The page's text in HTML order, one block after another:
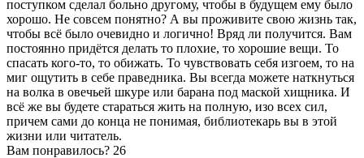
поступком сделал больно другому, чтобы в будущем ему было
хорошо. Не совсем понятно? А вы проживите свою жизнь так,
чтобы всё было очевидно и логично! Вряд ли получится. Вам
постоянно придётся делать то плохие, то хорошие вещи. То
спасать кого-то, то обижать. То чувствовать себя изгоем, то на
миг ощутить в себе праведника. Вы всегда можете наткнуться
на волка в овечьей шкуре или барана под маской хищника. И
всё же вы будете стараться жить на полную, изо всех сил,
причем сами до конца не понимая, библиотекарь вы в этой
жизни или читатель.
Вам понравилось? 26